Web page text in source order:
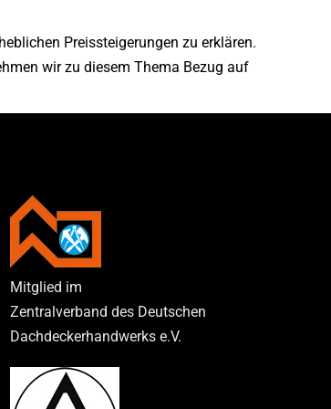
Preissteigerungen zu erklären.
wir zu diesem Thema Bezug auf
Mitglied im
Zentralverband des Deutschen
Dachdeckerhandwerks e.V.